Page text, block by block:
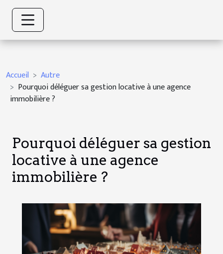
Accueil
Autre
Pourquoi déléguer sa gestion locative à une agence
immobilière ?
Pourquoi déléguer sa gestion
locative à une agence
immobilière ?